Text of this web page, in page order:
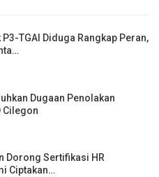
TGAI Diduga Rangkap Peran,
Dugaan Penolakan
Cilegon
Dorong Sertifikasi HR
Ciptakan…